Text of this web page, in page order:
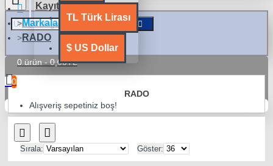
Kayıt Ol
TL Türk Lirası
$ US Dollar
0 ürün - 0,00TL
0
Alışveriş sepetiniz boş!
Markalar
RADO
RADO
Sırala: Göster: